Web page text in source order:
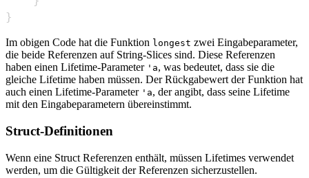
}
Im obigen Code hat die Funktion longest zwei Eingabeparameter,
die beide Referenzen auf String-Slices sind. Diese Referenzen
haben einen Lifetime-Parameter 'a, was bedeutet, dass sie die
gleiche Lifetime haben müssen. Der Rückgabewert der Funktion hat
auch einen Lifetime-Parameter 'a, der angibt, dass seine Lifetime
mit den Eingabeparametern übereinstimmt.
Struct-Definitionen
Wenn eine Struct Referenzen enthält, müssen Lifetimes verwendet
werden, um die Gültigkeit der Referenzen sicherzustellen.